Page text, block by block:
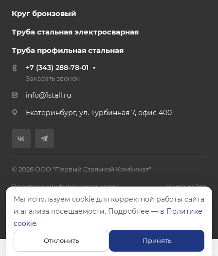
Круг бронзовый
Труба стальная электросварная
Труба профильная стальная
+7 (343) 288-78-01
Заказать звонок
info@1stall.ru
Екатеринбург, ул. Турбинная 7, офис 400
© 2026 ООО "Первый Стальной Комбинат"
Политика конфиденциальности Карта сайта
Цены, указанные на сайте, не являются публичной офертой.
Мы используем cookie для корректной работы сайта
и анализа посещаемости. Подробнее — в Политике
cookie.
Отклонить Принять